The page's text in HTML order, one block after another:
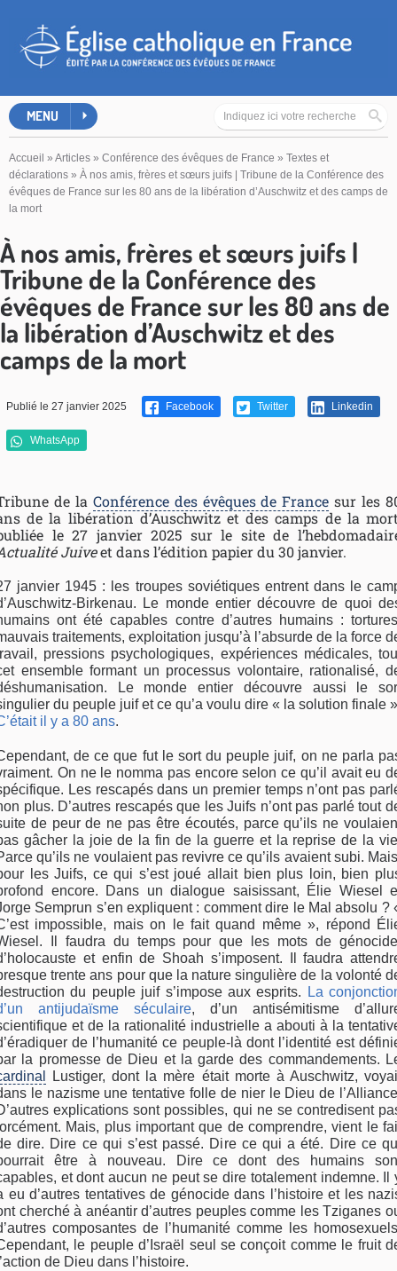
MENU
Accueil » Articles » Conférence des évêques de France » Textes et
déclarations » À nos amis, frères et sœurs juifs | Tribune de la Conférence des
évêques de France sur les 80 ans de la libération d’Auschwitz et des camps de
la mort
À nos amis, frères et sœurs juifs |
Tribune de la Conférence des
évêques de France sur les 80 ans de
la libération d’Auschwitz et des
camps de la mort
Publié le 27 janvier 2025 Facebook Twitter Linkedin
WhatsApp
de la Conférence des évêques de France sur les
de la libération d’Auschwitz et des camps de la
le 27 janvier 2025 sur le site de
Juiveet dans l’édition papier du 30 janvier.
janvier 1945 : les troupes soviétiques entrent dans le
Birkenau. Le monde entier découvre de quoi
ont été capables contre d’autres humains :
traitements, exploitation jusqu’à l’absurde de la force
pressions psychologiques, expériences médicales,
ensemble formant un processus volontaire, rationalisé,
Le monde entier découvre aussi le
du peuple juif et ce qu’a voulu dire « la solution finale
il y a 80 ans.
de ce que fut le sort du peuple juif, on ne parla
On ne le nomma pas encore selon ce qu’il avait eu
Les rescapés dans un premier temps n’ont pas
plus. D’autres rescapés que les Juifs n’ont pas parlé tout
de peur de ne pas être écoutés, parce qu’ils ne
gâcher la joie de la fin de la guerre et la reprise de la
qu’ils ne voulaient pas revivre ce qu’ils avaient subi.
les Juifs, ce qui s’est joué allait bien plus loin, bien
encore. Dans un dialogue saisissant, Élie Wiesel
Semprun s’en expliquent : comment dire le Mal absolu ?
impossible, mais on le fait quand même », répond
Il faudra du temps pour que les mots de
et enfin de Shoah s’imposent. Il faudra
trente ans pour que la nature singulière de la volonté
du peuple juif s’impose aux esprits. La
antijudaïsme séculaire, d’un antisémitisme
et de la rationalité industrielle a abouti à la
de l’humanité ce peuple-là dont l’identité est
la promesse de Dieu et la garde des commandements.
Lustiger, dont la mère était morte à Auschwitz,
le nazisme une tentative folle de nier le Dieu de
explications sont possibles, qui ne se contredisent
Mais, plus important que de comprendre, vient le
dire. Dire ce qui s’est passé. Dire ce qui a été. Dire ce
être à nouveau. Dire ce dont des humains
et dont aucun ne peut se dire totalement indemne. Il
eu d’autres tentatives de génocide dans l’histoire et les
cherché à anéantir d’autres peuples comme les Tziganes
composantes de l’humanité comme les
le peuple d’Israël seul se conçoit comme le fruit
de Dieu dans l’histoire.